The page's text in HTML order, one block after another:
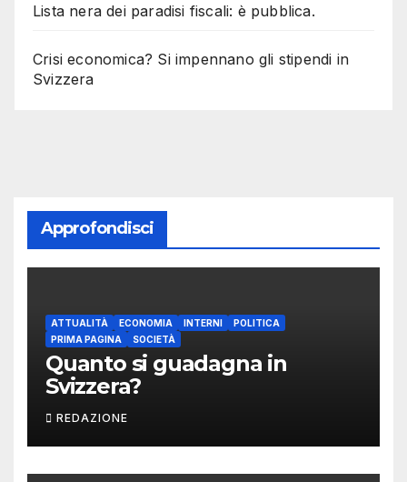
Lista nera dei paradisi fiscali: è pubblica.
Crisi economica? Si impennano gli stipendi in
Svizzera
Approfondisci
ATTUALITÀ ECONOMIA INTERNI
POLITICA
PRIMA PAGINA
SOCIETÀ
Quanto si guadagna in
Svizzera?
REDAZIONE